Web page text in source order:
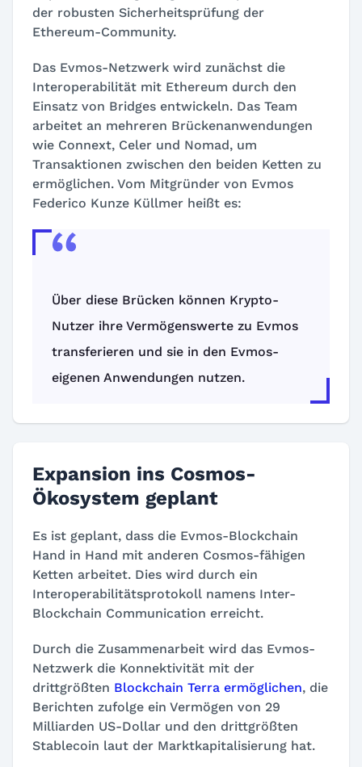
der robusten Sicherheitsprüfung der
Ethereum-Community.
Das Evmos-Netzwerk wird zunächst die
Interoperabilität mit Ethereum durch den
Einsatz von Bridges entwickeln. Das Team
arbeitet an mehreren Brückenanwendungen
wie Connext, Celer und Nomad, um
Transaktionen zwischen den beiden Ketten zu
ermöglichen. Vom Mitgründer von Evmos
Federico Kunze Küllmer heißt es:
Über diese Brücken können Krypto-
Nutzer ihre Vermögenswerte zu Evmos
transferieren und sie in den Evmos-
eigenen Anwendungen nutzen.
Expansion ins Cosmos-
Ökosystem geplant
Es ist geplant, dass die Evmos-Blockchain
Hand in Hand mit anderen Cosmos-fähigen
Ketten arbeitet. Dies wird durch ein
Interoperabilitätsprotokoll namens Inter-
Blockchain Communication erreicht.
Durch die Zusammenarbeit wird das Evmos-
Netzwerk die Konnektivität mit der
drittgrößten Blockchain Terra ermöglichen, die
Berichten zufolge ein Vermögen von 29
Milliarden US-Dollar und den drittgrößten
Stablecoin laut der Marktkapitalisierung hat.